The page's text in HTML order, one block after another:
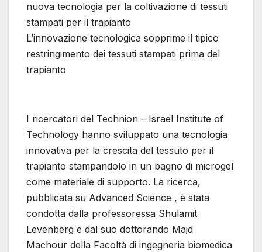
nuova tecnologia per la coltivazione di tessuti
stampati per il trapianto
L’innovazione tecnologica sopprime il tipico
restringimento dei tessuti stampati prima del
trapianto
I ricercatori del Technion – Israel Institute of
Technology hanno sviluppato una tecnologia
innovativa per la crescita del tessuto per il
trapianto stampandolo in un bagno di microgel
come materiale di supporto. La ricerca,
pubblicata su Advanced Science , è stata
condotta dalla professoressa Shulamit
Levenberg e dal suo dottorando Majd
Machour della Facoltà di ingegneria biomedica